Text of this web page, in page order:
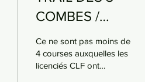
COMBES /
BELLIMONTRAIL /
TRAIL DE
L'ANGUIENNE / LA
Ce ne sont pas moins de
4 courses auxquelles les
licenciés CLF ont